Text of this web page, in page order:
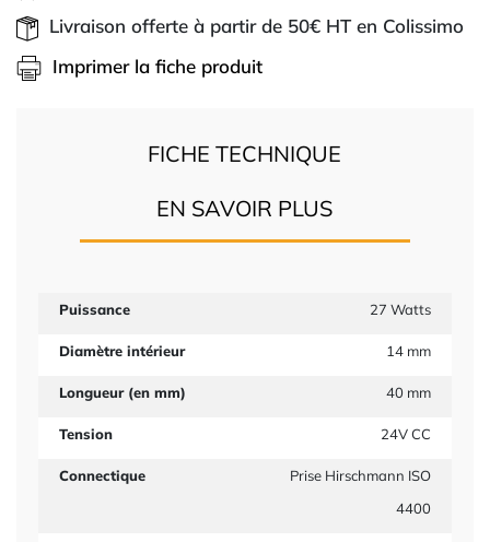
Livraison offerte à partir de 50€ HT en Colissimo
Imprimer la fiche produit
FICHE TECHNIQUE
EN SAVOIR PLUS
Puissance 27 Watts
Diamètre intérieur 14 mm
Longueur (en mm) 40 mm
Tension 24V CC
Connectique
Prise Hirschmann ISO
4400